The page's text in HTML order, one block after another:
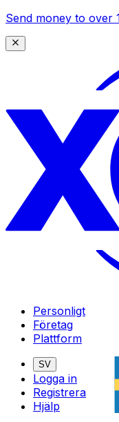
Send money to over
Personligt
Företag
Plattform
SV
Logga in
Registrera
Hjälp